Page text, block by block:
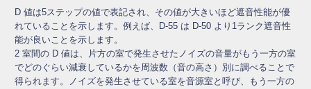
D 値は5ステップの値で表記され、その値が大きいほど遮音性能が優
れていることを示します。例えば、D-55 は D-50 より1ランク遮音性
能が良いことを示します。
2 室間の D 値は、片方の室で発生させたノイズの音量がもう一方の室
でどのぐらい減衰しているかを周波数（音の高さ）別に調べることで
得られます。ノイズを発生させている室を音源室と呼び、もう一方の